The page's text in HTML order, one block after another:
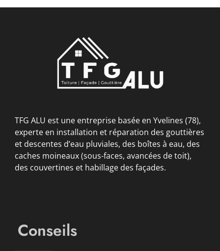
TFG ALU est une entreprise basée en Yvelines (78),
experte en installation et réparation des gouttières
et descentes d’eau pluviales, des boîtes à eau, des
caches moineaux (sous-faces, avancées de toit),
des couvertines et habillage des façades.
Conseils